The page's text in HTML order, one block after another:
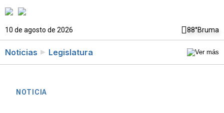
10 de agosto de 2026 88°Bruma
Noticias Legislatura
NOTICIA